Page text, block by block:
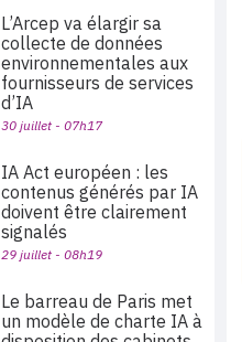
L’Arcep va élargir sa
collecte de données
environnementales aux
fournisseurs de services
d’IA
30 juillet - 07h17
IA Act européen : les
contenus générés par IA
doivent être clairement
signalés
29 juillet - 08h19
Le barreau de Paris met
un modèle de charte IA à